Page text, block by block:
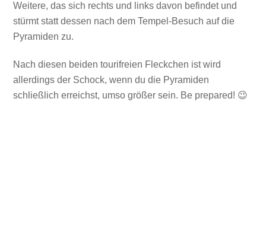
Weitere, das sich rechts und links davon befindet und
stürmt statt dessen nach dem Tempel-Besuch auf die
Pyramiden zu.
Nach diesen beiden tourifreien Fleckchen ist wird
allerdings der Schock, wenn du die Pyramiden
schließlich erreichst, umso größer sein. Be prepared! 😉